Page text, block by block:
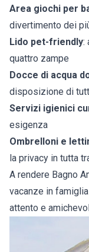
Area giochi per
divertimento dei
Lido pet-friendly:
quattro zampe
Docce di acqua
disposizione di
Servizi igienici
esigenza
Ombrelloni e
la privacy in tutta
A rendere Bagno
vacanze in
attento e